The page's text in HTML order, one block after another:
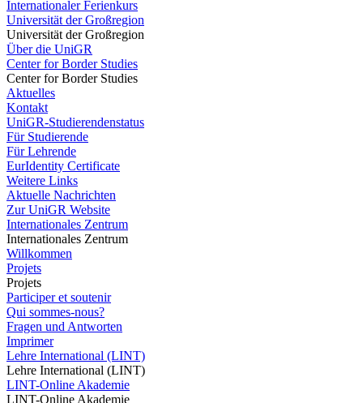
Internationaler Ferienkurs
Universität der Großregion
Universität der Großregion
Über die UniGR
Center for Border Studies
Center for Border Studies
Aktuelles
Kontakt
UniGR-Studierendenstatus
Für Studierende
Für Lehrende
EurIdentity Certificate
Weitere Links
Aktuelle Nachrichten
Zur UniGR Website
Internationales Zentrum
Internationales Zentrum
Willkommen
Projets
Projets
Participer et soutenir
Qui sommes-nous?
Fragen und Antworten
Imprimer
Lehre International (LINT)
Lehre International (LINT)
LINT-Online Akademie
LINT-Online Akademie